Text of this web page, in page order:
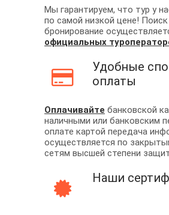
Мы гарантируем, что тур у
по самой низкой цене! Поиск
бронирование
официальных
Удобные
оплаты
Оплачивайте банковской
наличными или банковским
оплате картой передача
осуществляется по
сетям высшей степени
Наши